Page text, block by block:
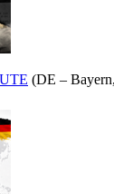
(DE –